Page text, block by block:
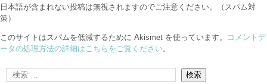
日本語が含まれない投稿は無視されますのでご注意ください。（スパム対
策）
このサイトはスパムを低減するために Akismet を使っています。
コメントデ
ータの処理方法の詳細はこちらをご覧ください。